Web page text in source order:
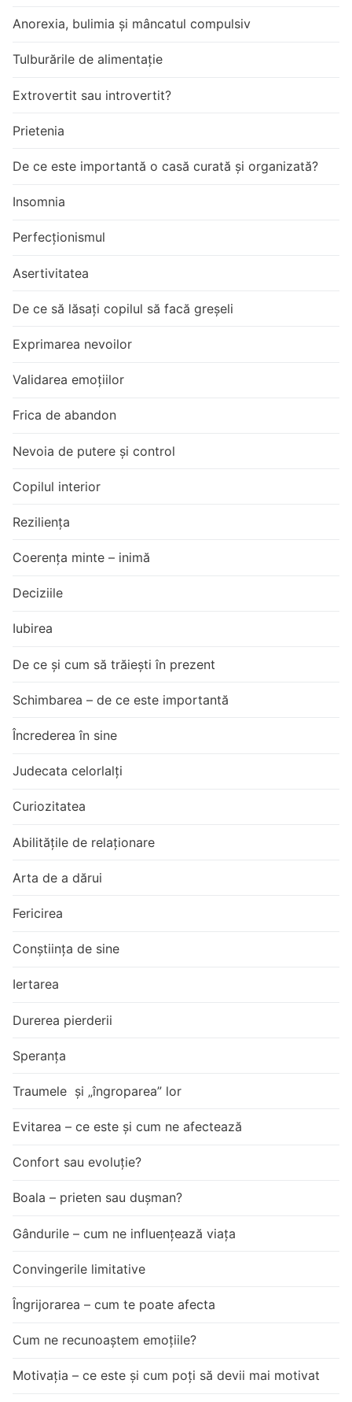
Anorexia, bulimia și mâncatul compulsiv
Tulburările de alimentație
Extrovertit sau introvertit?
Prietenia
De ce este importantă o casă curată și organizată?
Insomnia
Perfecționismul
Asertivitatea
De ce să lăsați copilul să facă greșeli
Exprimarea nevoilor
Validarea emoțiilor
Frica de abandon
Nevoia de putere și control
Copilul interior
Reziliența
Coerența minte – inimă
Deciziile
Iubirea
De ce și cum să trăiești în prezent
Schimbarea – de ce este importantă
Încrederea în sine
Judecata celorlalți
Curiozitatea
Abilitățile de relaționare
Arta de a dărui
Fericirea
Conștiința de sine
Iertarea
Durerea pierderii
Speranța
Traumele și „îngroparea” lor
Evitarea – ce este și cum ne afectează
Confort sau evoluție?
Boala – prieten sau dușman?
Gândurile – cum ne influențează viața
Convingerile limitative
Îngrijorarea – cum te poate afecta
Cum ne recunoaștem emoțiile?
Motivația – ce este și cum poți să devii mai motivat